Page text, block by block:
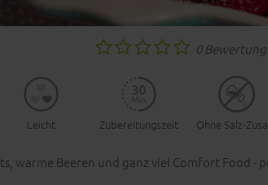
0
Leicht Zubereitungszeit Ohne Salz-
warme Beeren und ganz viel Comfort Food